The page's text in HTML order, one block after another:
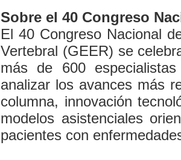
Sobre el 40 Congreso
El 40 Congreso Nacional
Vertebral (GEER) se
más de 600
analizar los avances más
columna, innovación
modelos asistenciales
pacientes con